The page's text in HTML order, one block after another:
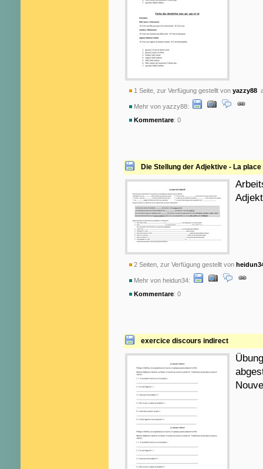
1 Seite, zur Verfügung gestellt von yazzy88
Mehr von yazzy88:
Kommentare: 0
Die Stellung der Adjektive - La
2 Seiten, zur Verfügung gestellt von
Mehr von heidun34:
Kommentare: 0
exercice discours indirect